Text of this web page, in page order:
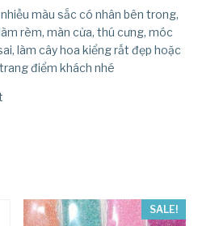
màu sắc có nhân bên trong,
rèm, màn cửa, thú cưng, móc
làm cây hoa kiểng rất đẹp hoặc
điểm khách nhé
SALE!